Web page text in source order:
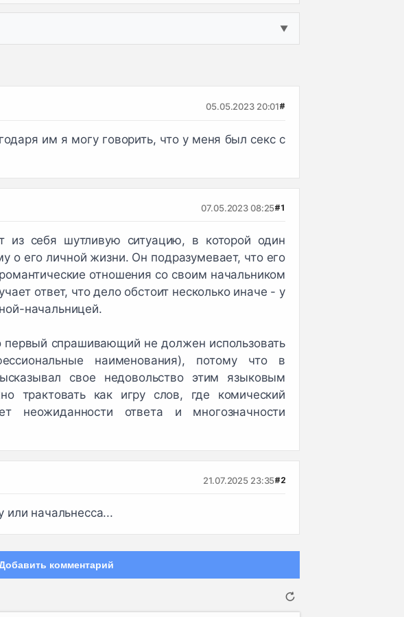
▼
05.05.2023 20:01#
им я могу говорить, что у меня был секс с
07.05.2023 08:25#1
из себя шутливую ситуацию, в которой один
о его личной жизни. Он подразумевает, что его
отношения со своим начальником
ответ, что дело обстоит несколько иначе - у
начальницей.
первый спрашивающий не должен использовать
наименования), потому что в
свое недовольство этим языковым
трактовать как игру слов, где комический
неожиданности ответа и многозначности
21.07.2025 23:35#2
или начальнесса...
комментарий